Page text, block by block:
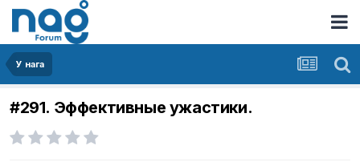
У нага
#291. Эффективные ужастики.